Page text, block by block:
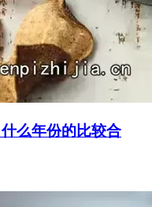
么年份的比较合